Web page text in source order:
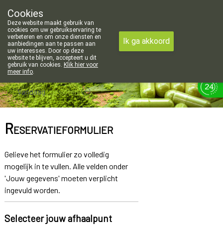
voor de apotheek in Attenhoven: dinsdag gesloten
011/88 14 74
Vandaag gesloten
Reservatieformulier
Gelieve het formulier zo volledig
mogelijk in te vullen. Alle velden onder
'Jouw gegevens' moeten verplicht
ingevuld worden.
Selecteer jouw afhaalpunt
Cookies
Deze website maakt gebruik van
cookies om uw gebruikservaring te
verbeteren en om onze diensten en
aanbiedingen aan te passen aan
uw interesses. Door op deze
website te blijven, accepteert u dit
gebruik van cookies. Klik hier voor
meer info.
Ik ga akkoord